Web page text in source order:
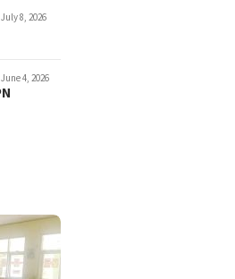
July 8, 2026
June 4, 2026